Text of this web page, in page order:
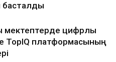
мектептерде цифрлық
ToрIQ платформасының